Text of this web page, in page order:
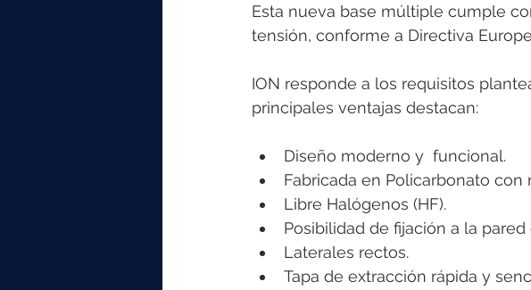
Esta nueva base múltiple cumple
tensión, conforme a Directiva
ION responde a los requisitos
principales ventajas destacan:
Diseño moderno y  funcional.
Fabricada en Policarbonato
Libre Halógenos (HF).
Posibilidad de fijación a la
Laterales rectos.
Tapa de extracción rápida y